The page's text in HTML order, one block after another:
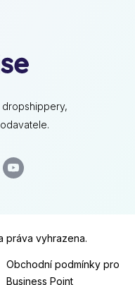
dropshippery,
práva vyhrazena.
Obchodní podmínky pro
Business Point